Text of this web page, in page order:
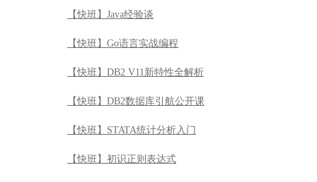
【快班】Java经验谈
【快班】Go语言实战编程
【快班】DB2 V11新特性全解析
【快班】DB2数据库引航公开课
【快班】STATA统计分析入门
【快班】初识正则表达式